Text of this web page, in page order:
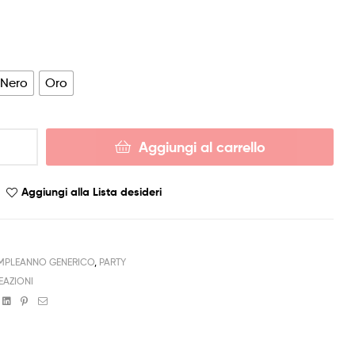
Nero Oro
Aggiungi al carrello
Aggiungi alla Lista desideri
GENERICO PARTY
TwitterLinkedinPinterest
Email